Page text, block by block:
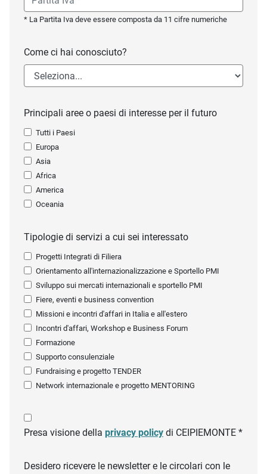
* La Partita Iva deve essere composta da 11 cifre numeriche
Come ci hai conosciuto?
Principali aree o paesi di interesse per il futuro
Tutti i Paesi
Europa
Asia
Africa
America
Oceania
Tipologie di servizi a cui sei interessato
Progetti Integrati di Filiera
Orientamento all'internazionalizzazione e Sportello PMI
Sviluppo sui mercati internazionali e sportello PMI
Fiere, eventi e business convention
Missioni e incontri d'affari in Italia e all'estero
Incontri d'affari, Workshop e Business Forum
Formazione
Supporto consulenziale
Fundraising e progetto TENDER
Network internazionale e progetto MENTORING
Presa visione della privacy policy di CEIPIEMONTE *
Desidero ricevere le newsletter e le circolari con le